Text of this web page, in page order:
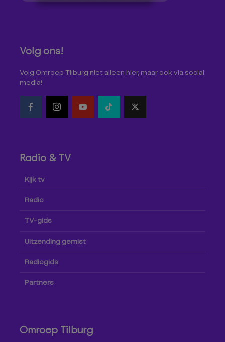
Volg ons!
Volg Omroep Tilburg niet alleen hier, maar ook via social
media!
Radio & TV
Kijk tv
Radio
TV-gids
Uitzending gemist
Radiogids
Partners
Omroep Tilburg